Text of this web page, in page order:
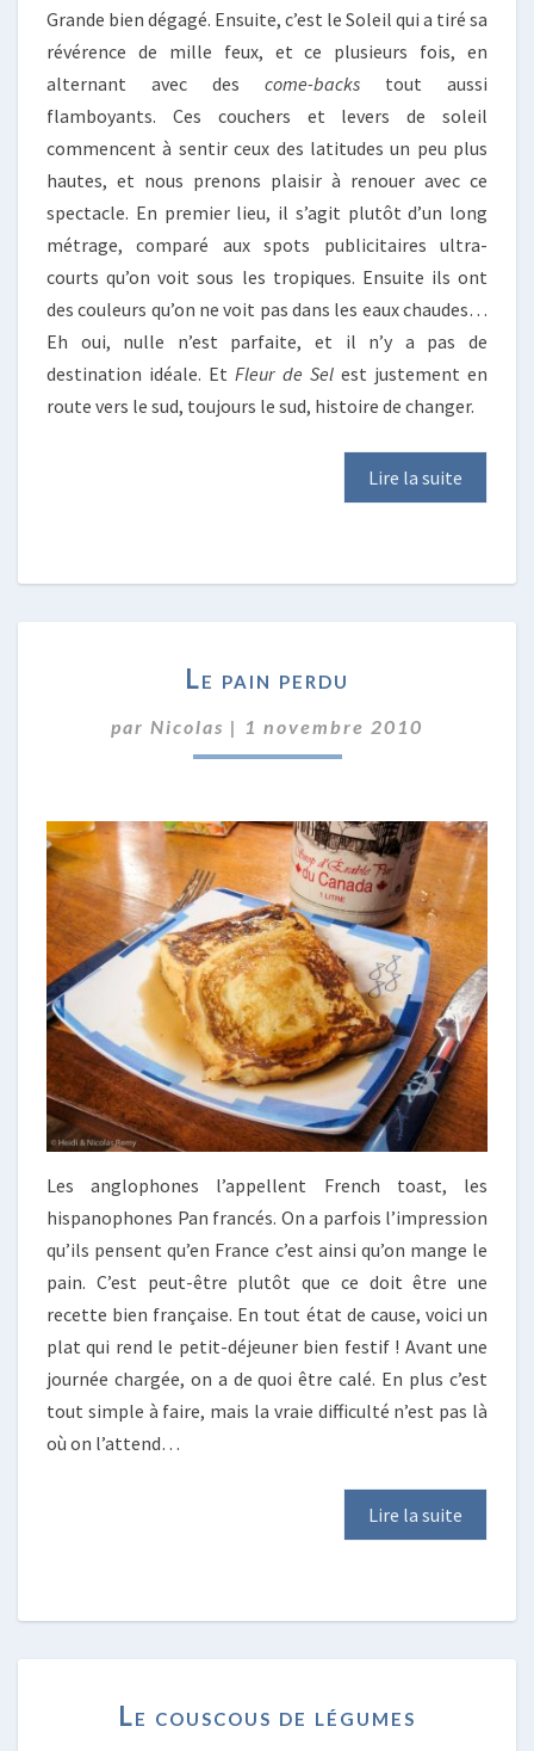
Grande bien dégagé. Ensuite, c’est le Soleil qui a tiré sa
révérence de mille feux, et ce plusieurs fois, en
alternant avec des come-backs tout aussi
flamboyants. Ces couchers et levers de soleil
commencent à sentir ceux des latitudes un peu plus
hautes, et nous prenons plaisir à renouer avec ce
spectacle. En premier lieu, il s’agit plutôt d’un long
métrage, comparé aux spots publicitaires ultra-
courts qu’on voit sous les tropiques. Ensuite ils ont
des couleurs qu’on ne voit pas dans les eaux chaudes…
Eh oui, nulle n’est parfaite, et il n’y a pas de
destination idéale. EtFleur de Selest justement en
route vers le sud, toujours le sud, histoire de changer.
Lire la suite
PAIN
Le pain perdu
par Nicolas | 1 novembre 2010
Les anglophones l’appellent French toast, les
hispanophones Pan francés. On a parfois l’impression
qu’ils pensent qu’en France c’est ainsi qu’on mange le
pain. C’est peut-être plutôt que ce doit être une
recette bien française. En tout état de cause, voici un
plat qui rend le petit-déjeuner bien festif ! Avant une
journée chargée, on a de quoi être calé. En plus c’est
tout simple à faire, mais la vraie difficulté n’est pas là
où on l’attend…
Lire la suite
COUSCOUS
Le couscous de légumes